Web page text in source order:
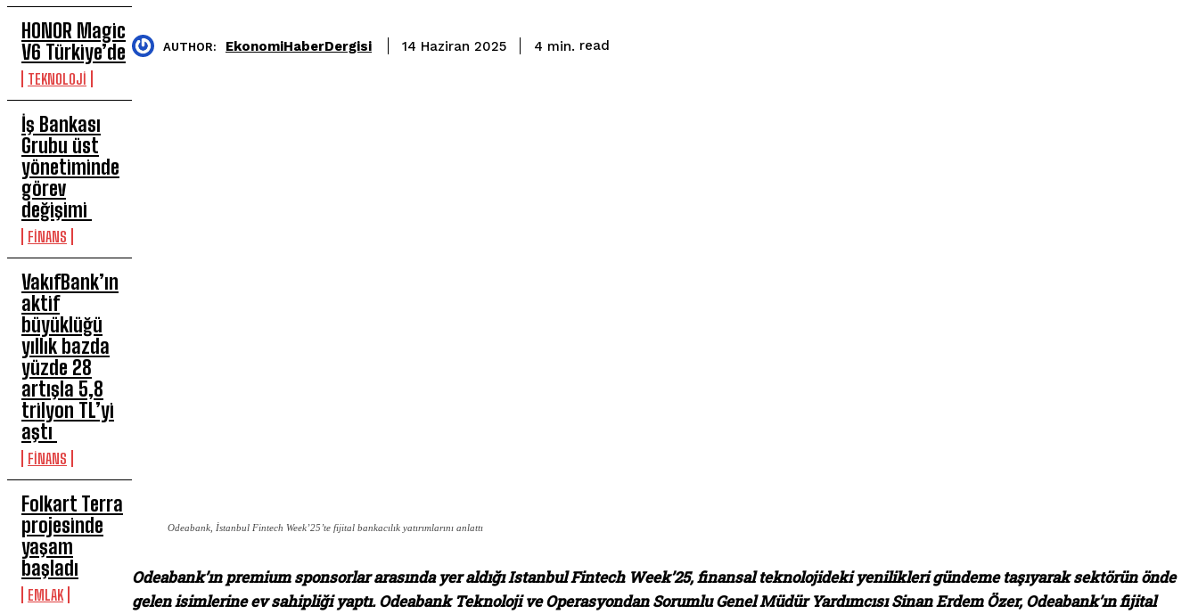
HONOR Magic
V6 Türkiye’de
TEKNOLOJİ
İş Bankası
Grubu üst
yönetiminde
görev
değişimi
FİNANS
VakıfBank’ın
aktif
büyüklüğü
yıllık bazda
yüzde 28
artışla 5,8
trilyon TL’yi
aştı
FİNANS
Folkart Terra
projesinde
yaşam
başladı
EMLAK
AUTHOR: EkonomiHaberDergisi 14 Haziran 2025 4 min. read
Odeabank, İstanbul Fintech Week’25’te fijital bankacılık yatırımlarını anlattı
Odeabank’ın premium sponsorlar arasında yer aldığı Istanbul Fintech Week’25, finansal teknolojideki yenilikleri gündeme taşıyarak sektörün önde
gelen isimlerine ev sahipliği yaptı. Odeabank Teknoloji ve Operasyondan Sorumlu Genel Müdür Yardımcısı Sinan Erdem Özer, Odeabank’ın fijital